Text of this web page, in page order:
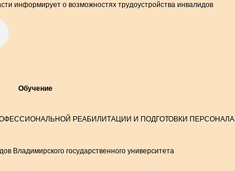
информирует о возможностях трудоустройства инвалидов
Обучение
РЕАБИЛИТАЦИИ И ПОДГОТОВКИ ПЕРСОНАЛА
Владимирского государственного университета